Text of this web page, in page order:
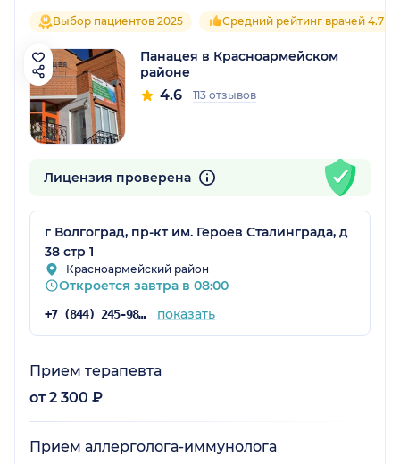
Выбор пациентов 2025 Средний рейтинг врачей 4.7
Панацея в Красноармейском
районе
4.6 113 отзывов
Лицензия проверена
г Волгоград, пр-кт им. Героев Сталинграда, д
38 стр 1
Красноармейский район
Откроется завтра в 08:00
+7 (844) 245-98-04 показать
Прием терапевта
от 2 300 ₽
Прием аллерголога-иммунолога